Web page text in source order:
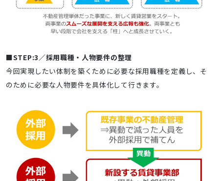
■STEP:3／採用職種・人物要件の整理
今回実現したい体制を築くために必要な採用職種を定義し、そ
のために必要な人物要件を具体化して行きます。